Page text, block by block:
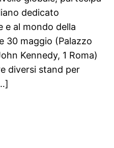
dedicato
e al mondo della
30 maggio (Palazzo
Kennedy, 1 Roma)
diversi stand per